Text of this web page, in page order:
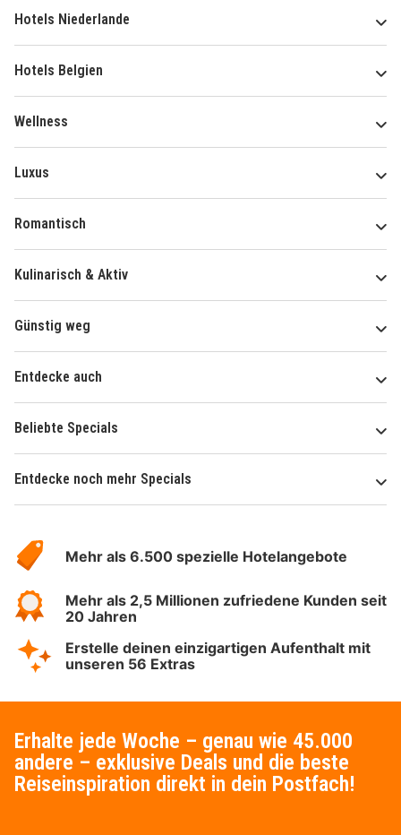
Hotels Niederlande
Hotels Belgien
Wellness
Luxus
Romantisch
Kulinarisch & Aktiv
Günstig weg
Entdecke auch
Beliebte Specials
Entdecke noch mehr Specials
Hotelspecials
Mehr als 6.500 spezielle Hotelangebote
Mehr als 2,5 Millionen zufriedene Kunden seit
20 Jahren
Erstelle deinen einzigartigen Aufenthalt mit
unseren 56 Extras
Erhalte jede Woche – genau wie 45.000
andere – exklusive Deals und die beste
Reiseinspiration direkt in dein Postfach!